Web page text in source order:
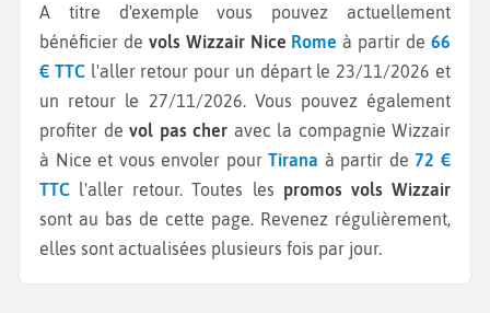
A titre d'exemple vous pouvez actuellement
bénéficier de vols Wizzair Nice Rome à partir de66
€ TTC l'aller retour pour un départ le 23/11/2026 et
un retour le 27/11/2026. Vous pouvez également
profiter de vol pas cher avec la compagnie Wizzair
à Nice et vous envoler pourTirana à partir de72 €
TTC l'aller retour.Toutes les promos vols Wizzair
sont au bas de cette page. Revenez régulièrement,
elles sont actualisées plusieurs fois par jour.